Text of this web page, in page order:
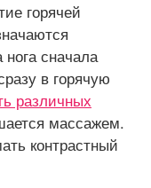
горячей
нога сначала
в горячую
различных
массажем.
контрастный